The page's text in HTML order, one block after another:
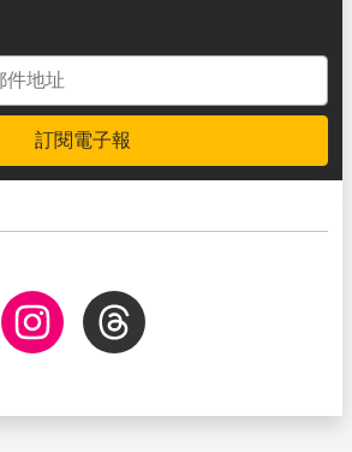
訂閱電子報
InstagramThreads